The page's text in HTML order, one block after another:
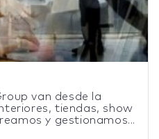
van desde la
tiendas, show
y gestionamos...